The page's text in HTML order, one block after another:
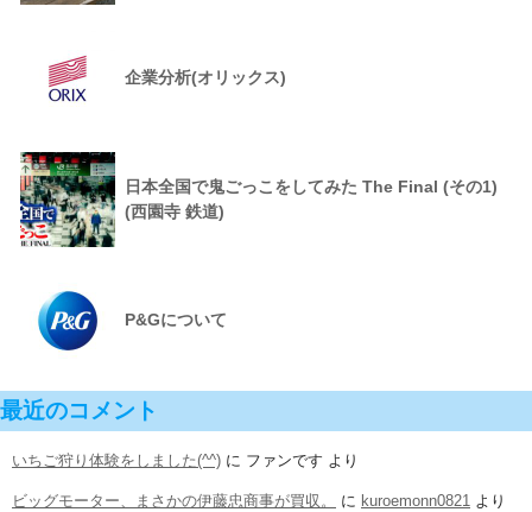
企業分析(オリックス)
日本全国で鬼ごっこをしてみた The Final (その1)
(西園寺 鉄道)
P&Gについて
最近のコメント
いちご狩り体験をしました(^^) に ファンです より
ビッグモーター、まさかの伊藤忠商事が買収。 に kuroemonn0821 より